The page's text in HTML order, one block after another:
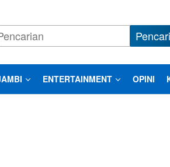
ENTERTAINMENT OPINI